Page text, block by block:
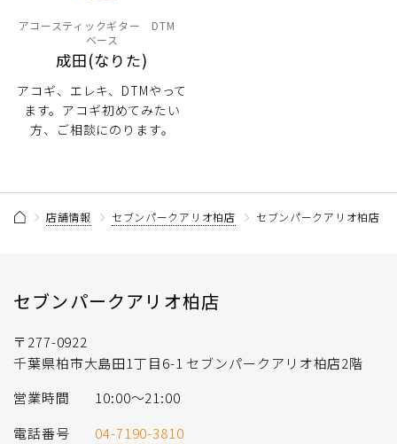
アコースティックギター DTM
ベース
成田(なりた)
アコギ、エレキ、DTMやって
ます。アコギ初めてみたい
方、ご相談にのります。
店舗情報 セブンパークアリオ柏店 セブンパークアリオ柏店
セブンパークアリオ柏店
〒277-0922
千葉県柏市大島田1丁目6-1 セブンパークアリオ柏店2階
営業時間
10:00～21:00
電話番号
04-7190-3810